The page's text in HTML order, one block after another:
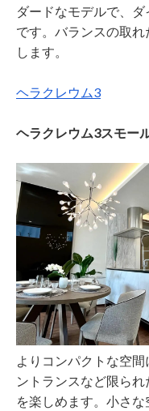
ダードなモデルで、
です。バランスの取
します。
ヘラクレウム3
ヘラクレウム3スモー
よりコンパクトな空
ントランスなど限ら
を楽しめます。小さ